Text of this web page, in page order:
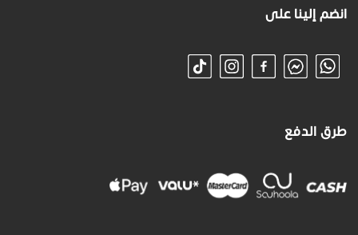
انضم إلينا على
طرق الدفع